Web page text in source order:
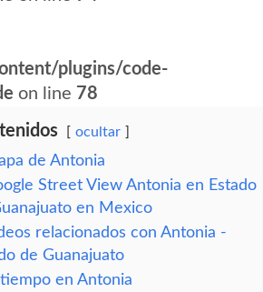
plugins/code-
on line 78
ocultar
de Antonia
Street View Antonia en Estado
en Mexico
relacionados con Antonia -
de Guanajuato
en Antonia